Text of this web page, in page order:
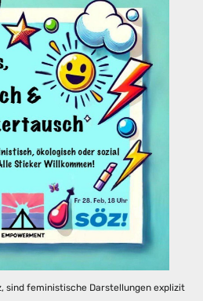
sind feministische Darstellungen explizit